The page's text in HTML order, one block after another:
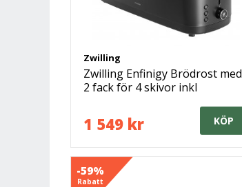
Zwilling
Zwilling Enfinigy Brödrost med
2 fack för 4 skivor inkl
1 549 kr KÖP
-59%
Rabatt